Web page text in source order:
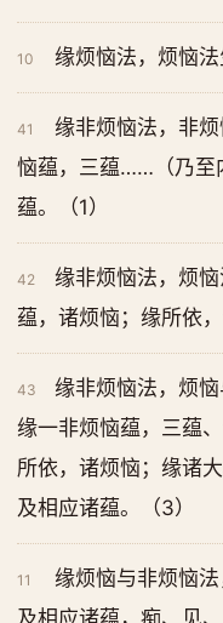
10 缘烦恼法，烦恼
41
缘非烦恼法，非
恼蕴，三蕴……（乃至
蕴。（1）
42
缘非烦恼法，烦
蕴，诸烦恼；缘所依
43
缘非烦恼法，烦
缘一非烦恼蕴，三蕴
所依，诸烦恼；缘诸
及相应诸蕴。（3）
11
缘烦恼与非烦恼
及相应诸蕴，痴、见